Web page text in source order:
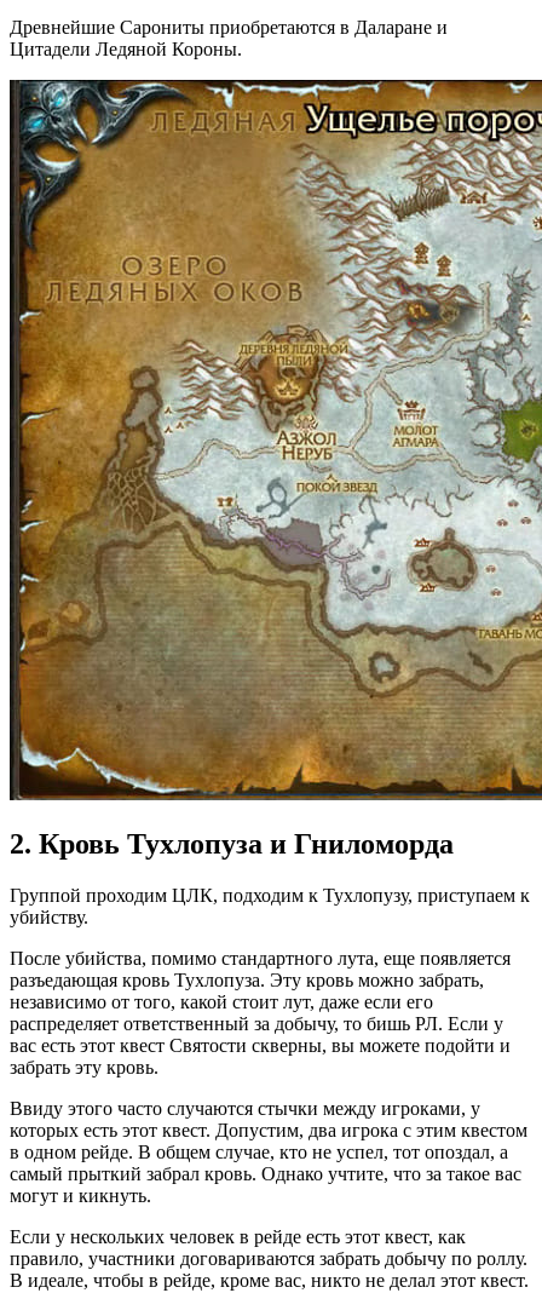
Древнейшие Сарониты приобретаются в Даларане и
Цитадели Ледяной Короны.
2. Кровь Тухлопуза и Гниломорда
Группой проходим ЦЛК, подходим к Тухлопузу, приступаем к
убийству.
После убийства, помимо стандартного лута, еще появляется
разъедающая кровь Тухлопуза. Эту кровь можно забрать,
независимо от того, какой стоит лут, даже если его
распределяет ответственный за добычу, то бишь РЛ. Если у
вас есть этот квест Святости скверны, вы можете подойти и
забрать эту кровь.
Ввиду этого часто случаются стычки между игроками, у
которых есть этот квест. Допустим, два игрока с этим квестом
в одном рейде. В общем случае, кто не успел, тот опоздал, а
самый прыткий забрал кровь. Однако учтите, что за такое вас
могут и кикнуть.
Если у нескольких человек в рейде есть этот квест, как
правило, участники договариваются забрать добычу по роллу.
В идеале, чтобы в рейде, кроме вас, никто не делал этот квест.